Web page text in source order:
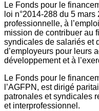
Le Fonds pour le
loi n°2014-288 du 5
professionnelle, à
mission de contribuer au
syndicales de salariés et
d’employeurs pour leurs
développement et à
Le Fonds pour le
l’AGFPN, est dirigé
patronales et syndicales
et interprofessionnel.